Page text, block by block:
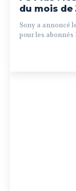
du mois de
Sony a annoncé
pour les abonnés